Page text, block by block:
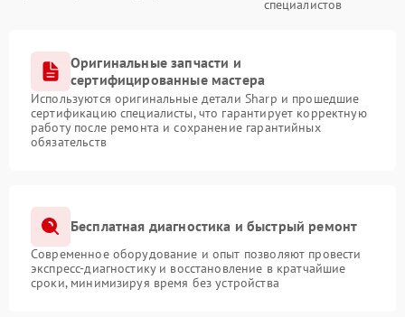
специалистов
Оригинальные запчасти и
сертифицированные мастера
Используются оригинальные детали Sharp и прошедшие
сертификацию специалисты, что гарантирует корректную
работу после ремонта и сохранение гарантийных
обязательств
Бесплатная диагностика и быстрый ремонт
Современное оборудование и опыт позволяют провести
экспресс-диагностику и восстановление в кратчайшие
сроки, минимизируя время без устройства